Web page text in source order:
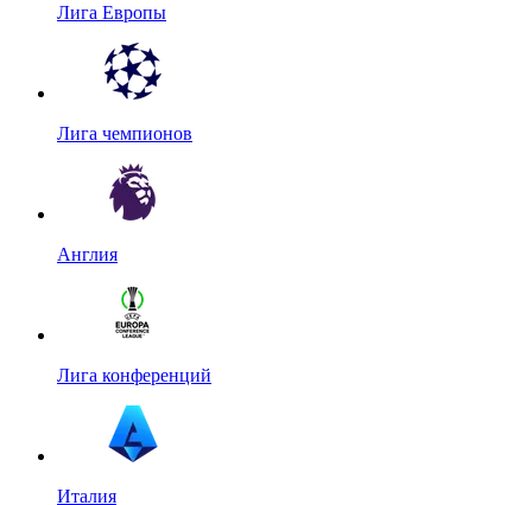
Лига Европы
Лига чемпионов
Англия
Лига конференций
Италия